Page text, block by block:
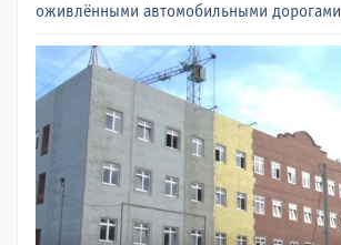
оживлёнными автомобильными дорогами